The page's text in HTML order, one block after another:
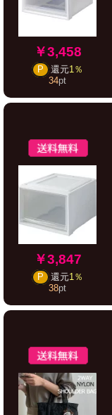
￥3,458
P 還元1％
34pt
￥3,847
P 還元1％
38pt